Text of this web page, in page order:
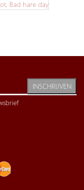
INSCHRIJVEN